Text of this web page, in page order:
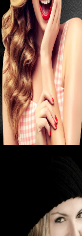
南
昆
明
专
业
美
发
连